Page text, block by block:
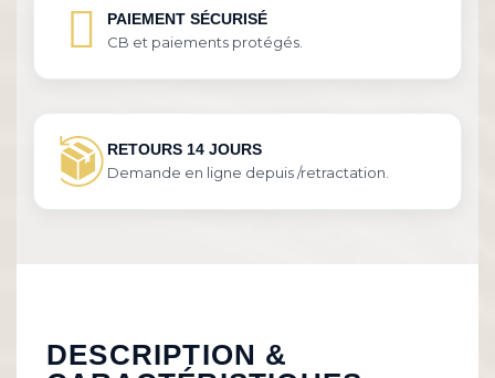
PAIEMENT SÉCURISÉ
CB et paiements protégés.
RETOURS 14 JOURS
Demande en ligne depuis /retractation.
DESCRIPTION &